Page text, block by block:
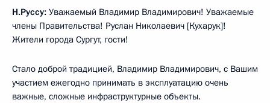
Н.Руссу: Уважаемый Владимир Владимирович! Уважаемые
члены Правительства! Руслан Николаевич [Кухарук]!
Жители города Сургут, гости!
Стало доброй традицией, Владимир Владимирович, с Вашим
участием ежегодно принимать в эксплуатацию очень
важные, сложные инфраструктурные объекты.